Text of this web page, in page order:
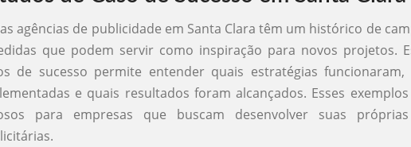
agências de publicidade em Santa Clara têm um histórico de
que podem servir como inspiração para novos projetos.
de sucesso permite entender quais estratégias
e quais resultados foram alcançados. Esses
para empresas que buscam desenvolver suas próprias